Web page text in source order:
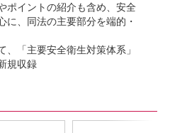
ポイントの紹介も含め、安全
に、同法の主要部分を端的・
「主要安全衛生対策体系」
規収録